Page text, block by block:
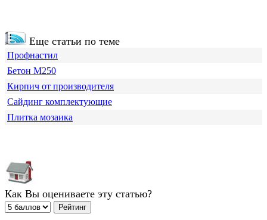
Еще статьи по теме
Профнастил
Бетон М250
Кирпич от производителя
Сайдинг комплектующие
Плитка мозаика
Как Вы оцениваете эту статью?